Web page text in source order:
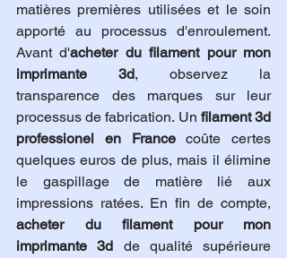
matières premières utilisées et le soin
apporté au processus d'enroulement.
Avant d'acheter du filament pour mon
imprimante 3d, observez la
transparence des marques sur leur
processus de fabrication. Un filament 3d
professionel en France coûte certes
quelques euros de plus, mais il élimine
le gaspillage de matière lié aux
acheter du filament pour mon
imprimante 3d de qualité supérieure